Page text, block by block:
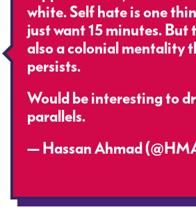
white. Self hate is one
just want 15 minutes. But
also a colonial mentality
persists.
Would be interesting to
parallels.
— Hassan Ahmad